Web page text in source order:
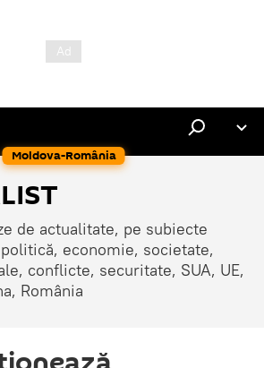
Moldova-România
de actualitate, pe subiecte
economie, societate,
conflicte, securitate, SUA, UE,
România